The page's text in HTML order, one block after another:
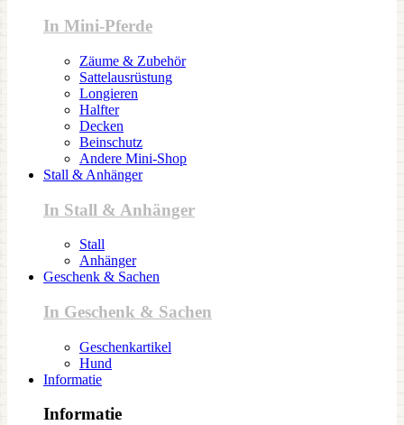
In Mini-Pferde
Zäume & Zubehör
Sattelausrüstung
Longieren
Halfter
Decken
Beinschutz
Andere Mini-Shop
Stall & Anhänger
In Stall & Anhänger
Stall
Anhänger
Geschenk & Sachen
In Geschenk & Sachen
Geschenkartikel
Hund
Informatie
Informatie